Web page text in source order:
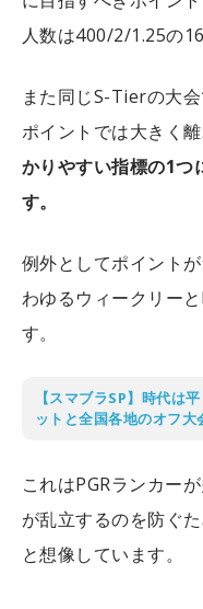
人数は400/2/1.25の
また同じS-Tierの大
ポイントでは大きく離
かりやすい指標の1つ
す。
例外としてポイント
わゆるウィークリー
す。
【スマブラSP】時代は
ットと全国各地のオフ大
これはPGRランカー
が乱立するのを防ぐ
と想像しています。